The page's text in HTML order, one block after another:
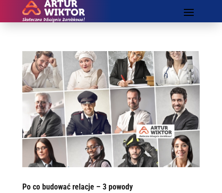
Po co budować relacje – 3 powody